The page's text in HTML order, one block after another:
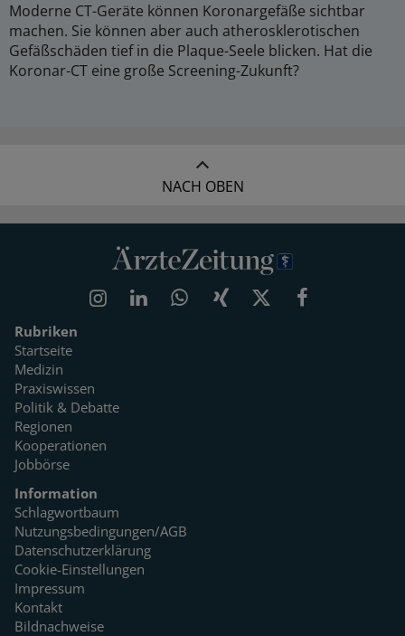
Moderne CT-Geräte können Koronargefäße sichtbar
machen. Sie können aber auch atherosklerotischen
Gefäßschäden tief in die Plaque-Seele blicken. Hat die
Koronar-CT eine große Screening-Zukunft?
NACH OBEN
Rubriken
Startseite
Medizin
Praxiswissen
Politik & Debatte
Regionen
Kooperationen
Jobbörse
Information
Schlagwortbaum
Nutzungsbedingungen/AGB
Datenschutzerklärung
Cookie-Einstellungen
Impressum
Kontakt
Bildnachweise